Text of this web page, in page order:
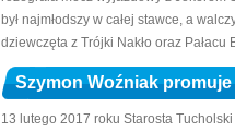
był najmłodszy w całej stawce, a
dziewczęta z Trójki Nakło oraz Pałacu
Szymon Woźniak
13 lutego 2017 roku Starosta